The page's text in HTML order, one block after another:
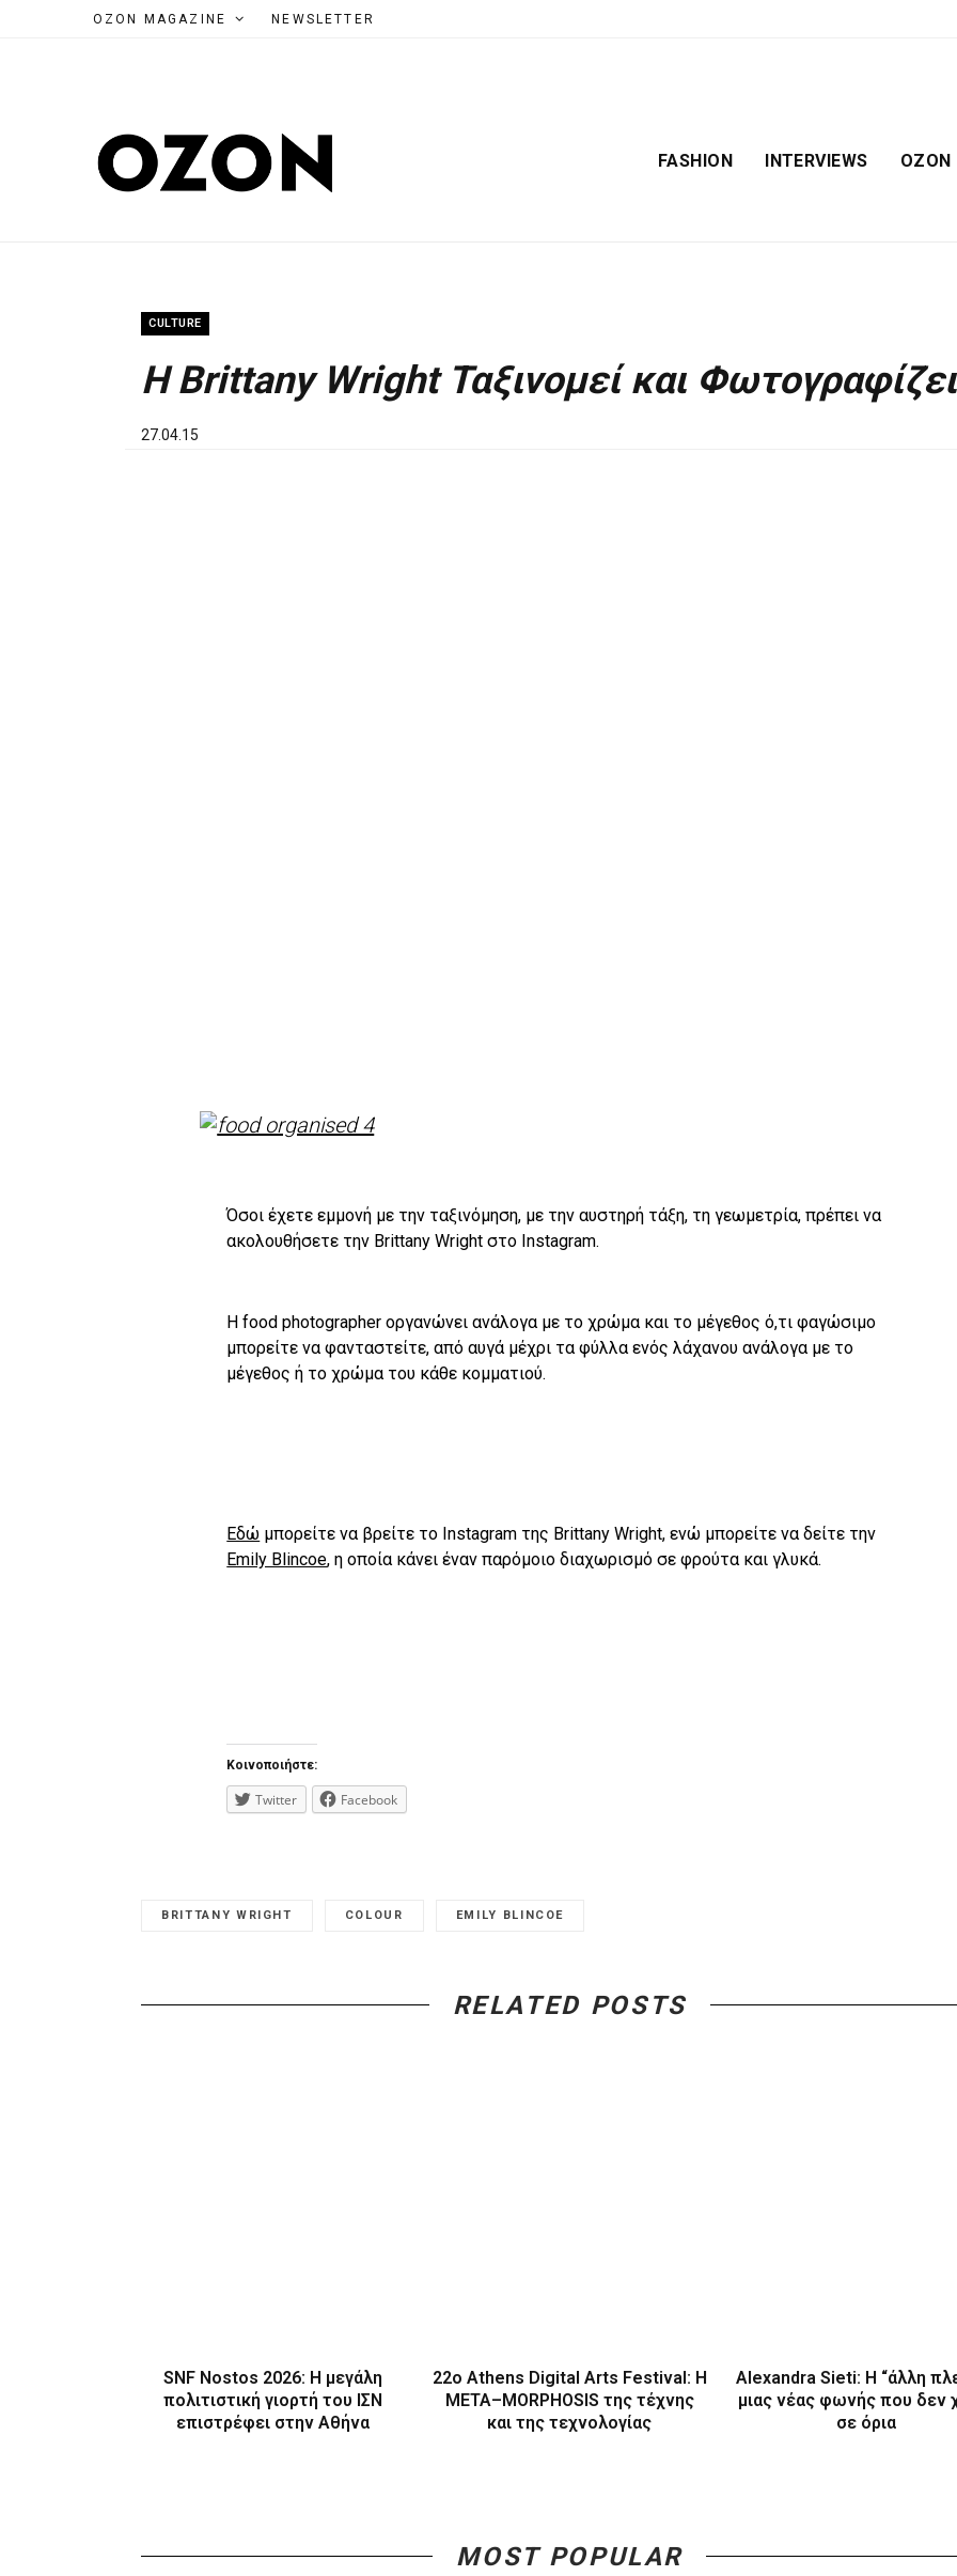
OZON MAGAZINE NEWSLETTER
FASHION INTERVIEWS OZON
CULTURE
Η Brittany Wright Ταξινομεί και Φωτογραφίζει
27.04.15
Όσοι έχετε εμμονή με την ταξινόμηση, με την αυστηρή τάξη, τη γεωμετρία, πρέπει να
ακολουθήσετε την Brittany Wright στο Instagram.
H food photographer οργανώνει ανάλογα με το χρώμα και το μέγεθος ό,τι φαγώσιμο
μπορείτε να φανταστείτε, από αυγά μέχρι τα φύλλα ενός λάχανου ανάλογα με το
μέγεθος ή το χρώμα του κάθε κομματιού.
Εδώ μπορείτε να βρείτε το Instagram της Brittany Wright, ενώ μπορείτε να δείτε την
Emily Blincoe, η οποία κάνει έναν παρόμοιο διαχωρισμό σε φρούτα και γλυκά.
Κοινοποιήστε:
Twitter Facebook
BRITTANY WRIGHT COLOUR EMILY BLINCOE
RELATED POSTS
SNF Nostos 2026: Η μεγάλη
πολιτιστική γιορτή του ΙΣΝ
επιστρέφει στην Αθήνα
22ο Athens Digital Arts Festival: Η
ΜΕΤΑ–MORPHOSIS της τέχνης
και της τεχνολογίας
Alexandra Sieti: Η “άλλη
μιας νέας φωνής που δεν
σε όρια
MOST POPULAR